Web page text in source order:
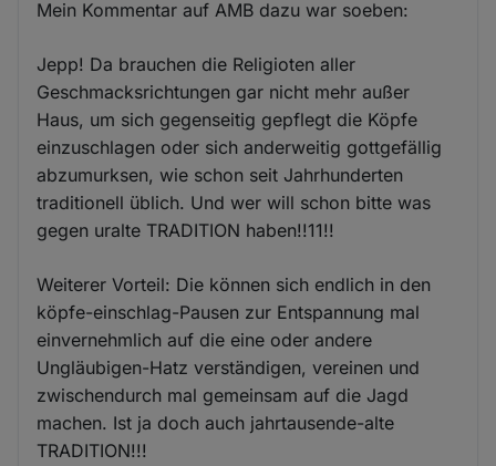
Mein Kommentar auf AMB dazu war soeben:
Jepp! Da brauchen die Religioten aller
Geschmacksrichtungen gar nicht mehr außer
Haus, um sich gegenseitig gepflegt die Köpfe
einzuschlagen oder sich anderweitig gottgefällig
abzumurksen, wie schon seit Jahrhunderten
traditionell üblich. Und wer will schon bitte was
gegen uralte TRADITION haben!!11!!
Weiterer Vorteil: Die können sich endlich in den
köpfe-einschlag-Pausen zur Entspannung mal
einvernehmlich auf die eine oder andere
Ungläubigen-Hatz verständigen, vereinen und
zwischendurch mal gemeinsam auf die Jagd
machen. Ist ja doch auch jahrtausende-alte
TRADITION!!!